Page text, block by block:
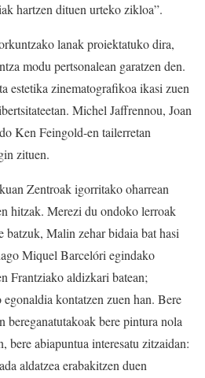
hartzen dituen urteko zikloa”.
lanak proiektatuko dira,
modu pertsonalean garatzen den.
estetika zinematografikoa ikasi zuen
Michel Jaffrennou, Joan
Ken Feingold-en tailerretan
zituen.
Zentroak igorritako oharrean
hitzak. Merezi du ondoko lerroak
Malin zehar bidaia bat hasi
Miquel Barcelóri egindako
Frantziako aldizkari batean;
kontatzen zuen han. Bere
bereganatutakoak bere pintura nola
bere abiapuntua interesatu zitzaidan:
aldatzea erabakitzen duen